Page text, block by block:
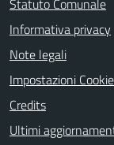
Statuto Comunale
Informativa privacy
Note legali
Impostazioni Cookie
Credits
Ultimi